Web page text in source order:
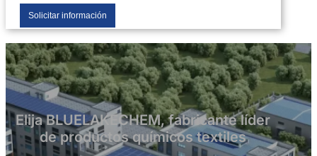
Solicitar información
Elija BLUELAKECHEM, fabricante líder
de productos químicos textiles